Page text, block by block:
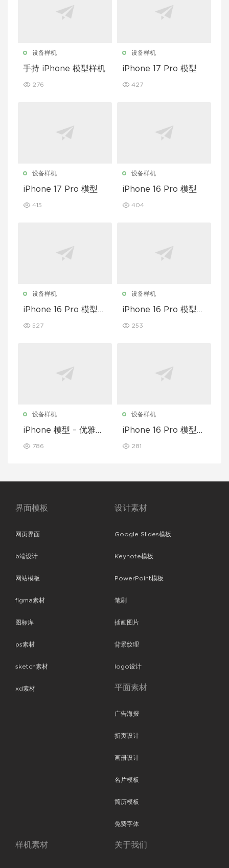
设备样机
手持 iPhone 模型样机
276
设备样机
iPhone 17 Pro 模型
427
设备样机
iPhone 17 Pro 模型
415
设备样机
iPhone 16 Pro 模型
404
设备样机
iPhone 16 Pro 模型套
527
设备样机
iPhone 16 Pro 模型套
253
设备样机
iPhone 模型 – 优雅奢
786
设备样机
iPhone 16 Pro 模型样
281
界面模板
网页界面
b端设计
网站模板
figma素材
图标库
ps素材
sketch素材
xd素材
设计素材
Google Slides模板
Keynote模板
PowerPoint模板
笔刷
插画图片
背景纹理
logo设计
平面素材
广告海报
折页设计
画册设计
名片模板
简历模板
免费字体
样机素材 关于我们